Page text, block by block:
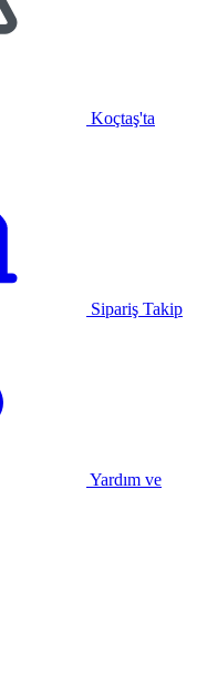
Koçtaş'ta
Sipariş Takip
Yardım ve